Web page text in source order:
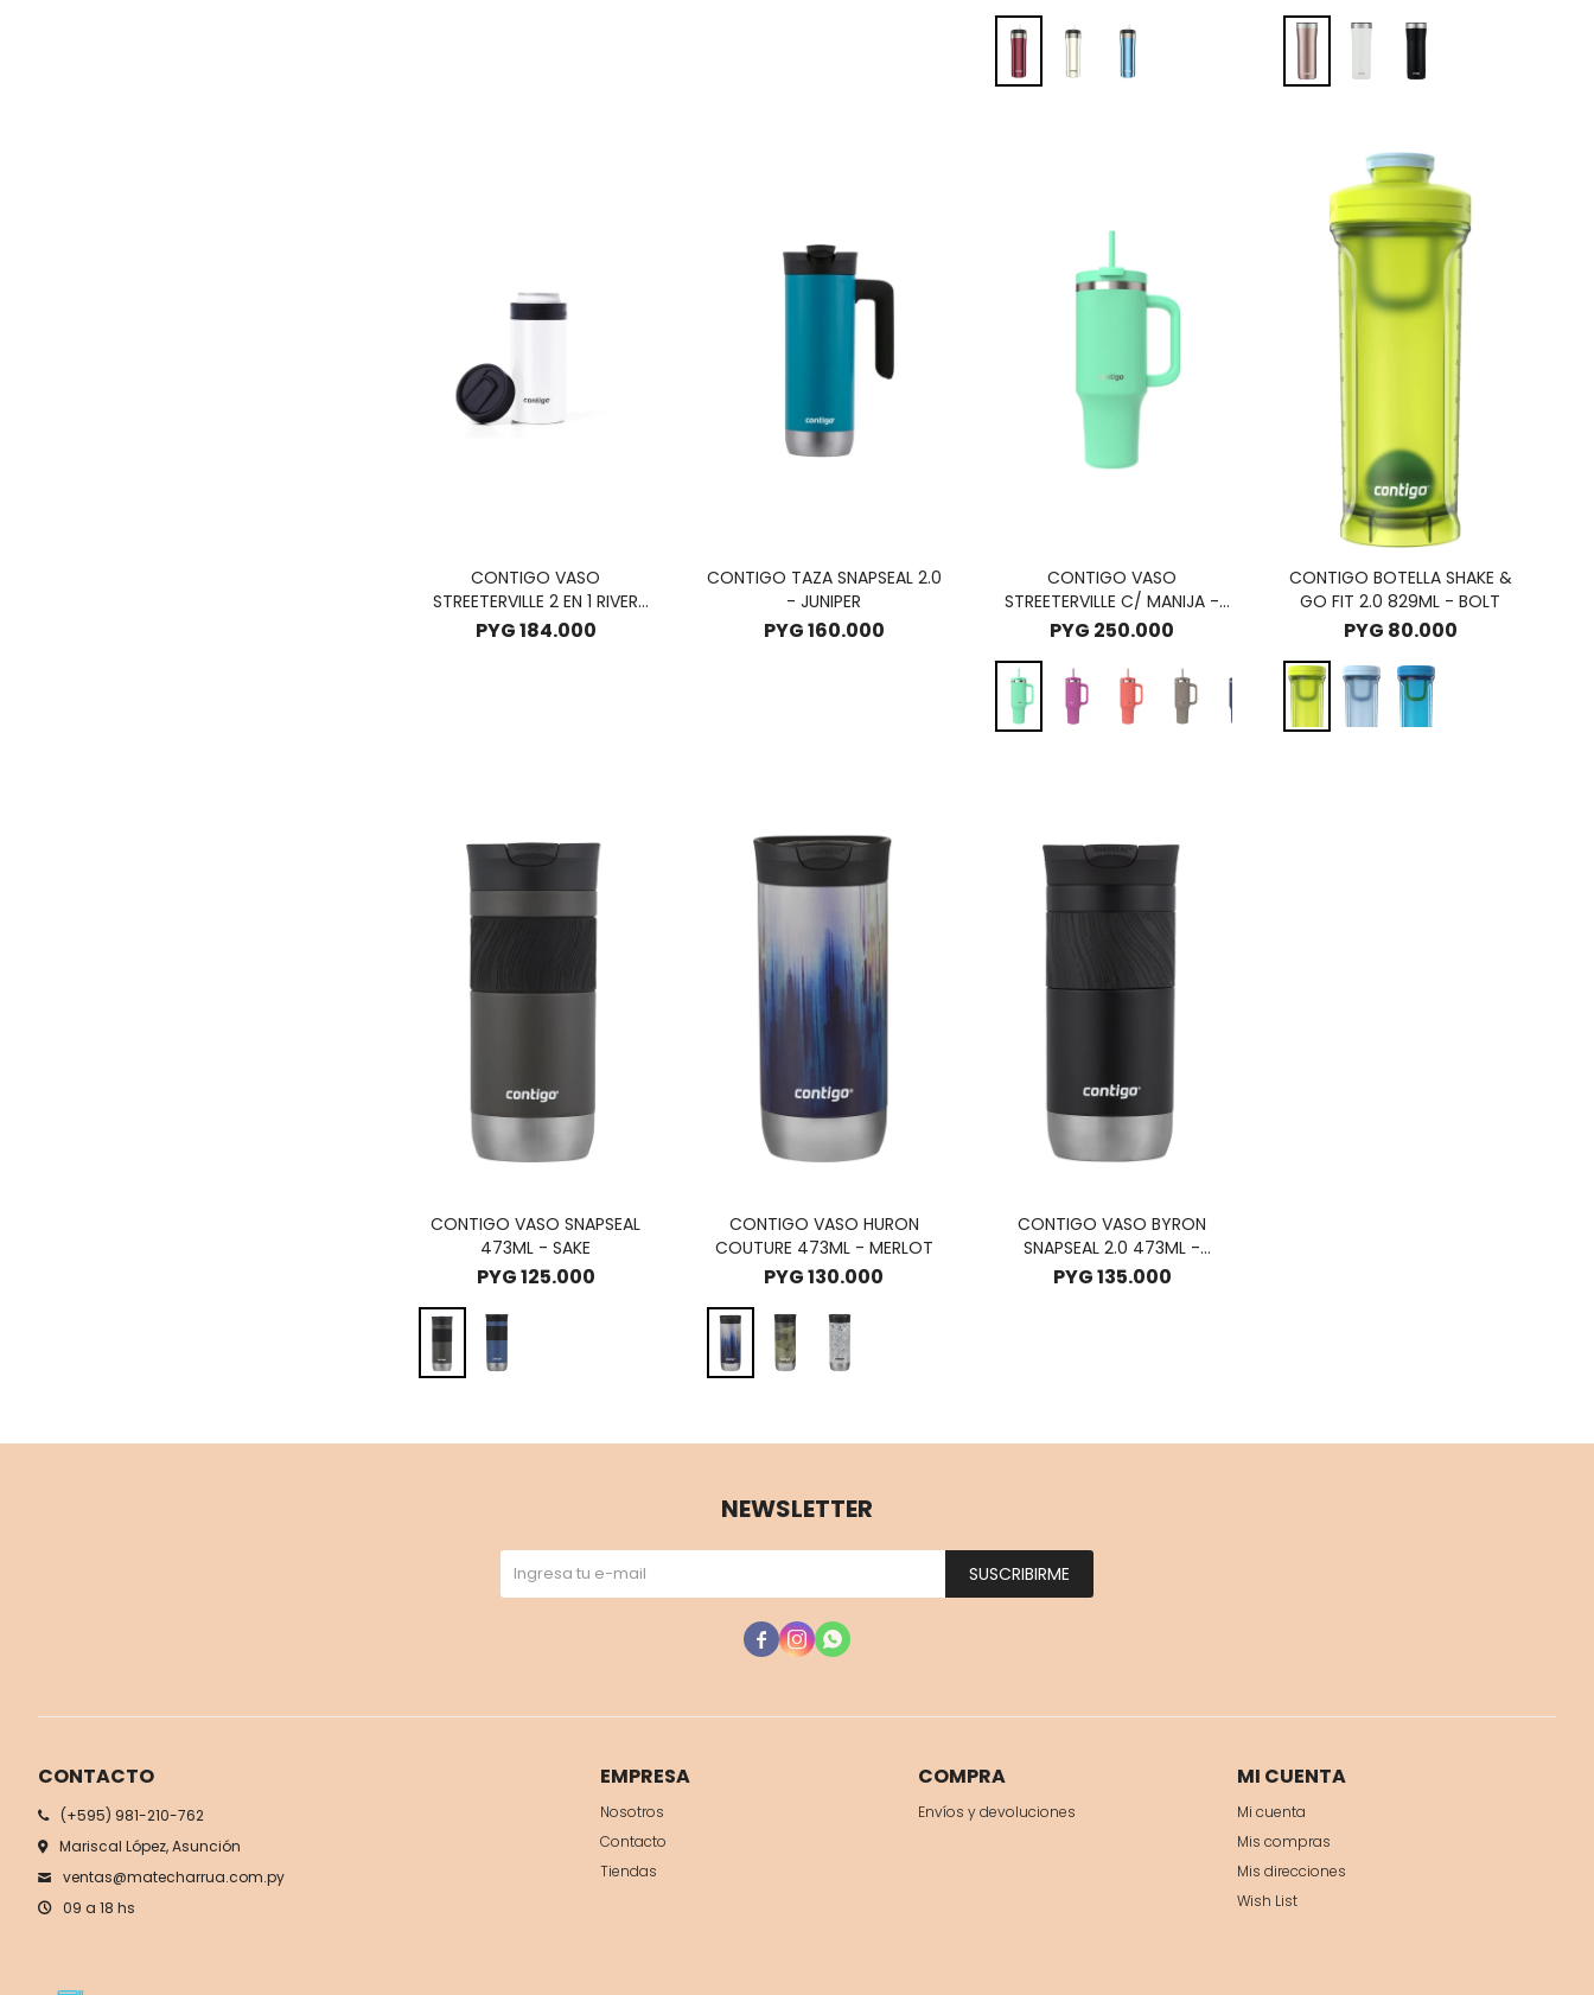
CONTIGO VASO
STREETERVILLE 2 EN 1 RIVER
NORTH 354ML - SUNBEAM
PYG184.000
CONTIGO TAZA SNAPSEAL 2.0
- JUNIPER
PYG160.000
CONTIGO VASO
STREETERVILLE C/ MANIJA -
RECIFE
PYG 250.000
CONTIGO BOTELLA SHAKE &
GO FIT 2.0 829ML - BOLT
PYG 80.000
CONTIGO VASO SNAPSEAL
473ML - SAKE
PYG125.000
CONTIGO VASO HURON
COUTURE 473ML - MERLOT
PYG130.000
CONTIGO VASO BYRON
SNAPSEAL 2.0 473ML -
LICORICE
PYG135.000
CONTACTO
(+595) 981-210-762
Mariscal López, Asunción
ventas@matecharrua.com.py
09 a 18 hs
EMPRESA
Nosotros
Contacto
Tiendas
COMPRA
Envíos y devoluciones
MI CUENTA
Mi cuenta
Mis compras
Mis direcciones
Wish List
NEWSLETTER
SUSCRIBIRME
  